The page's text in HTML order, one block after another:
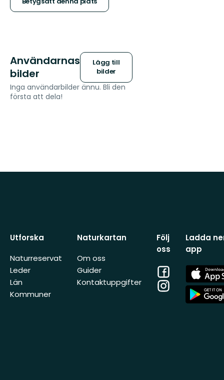
Användarnas
bilder
Lägg till
bilder
Inga användarbilder ännu. Bli den
första att dela!
Utforska
Naturreservat
Leder
Län
Kommuner
Naturkartan
Om oss
Guider
Kontaktuppgifter
Följ
oss
Facebook
Instagram
Ladda
app
App
Store
App
Store